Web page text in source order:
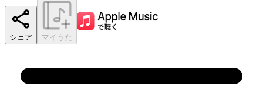
シェア マイうた